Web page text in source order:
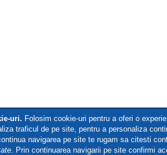
uri. Folosim cookie-uri pentru a oferi o
traficul de pe site, pentru a personaliza
navigarea pe site te rugam sa citesti
. Prin continuarea navigarii pe site confirmi